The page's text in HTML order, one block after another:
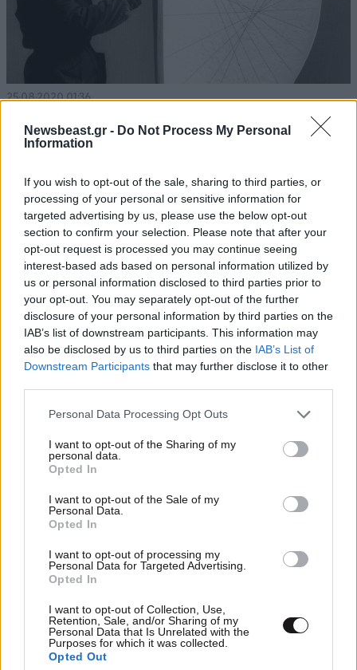
Newsbeast.gr - Do Not Process My Personal
Information
If you wish to opt-out of the sale, sharing to third parties, or
processing of your personal or sensitive information for
targeted advertising by us, please use the below opt-out
section to confirm your selection. Please note that after your
opt-out request is processed you may continue seeing
interest-based ads based on personal information utilized by
us or personal information disclosed to third parties prior to
your opt-out. You may separately opt-out of the further
disclosure of your personal information by third parties on the
IAB’s list of downstream participants. This information may
also be disclosed by us to third parties on the IAB’s List of
Downstream Participants that may further disclose it to other
Please note that this website/app uses one or more Google
not limited to your visit or usage behaviour. You may click to
grant or deny consent to Google and its third-party tags to
use your data for below specified purposes in below Google
consent section.
Personal Data Processing Opt Outs
I want to opt-out of the Sharing of my
personal data.
Opted In
I want to opt-out of the Sale of my
Personal Data.
Opted In
I want to opt-out of processing my
Personal Data for Targeted Advertising.
Opted In
I want to opt-out of Collection, Use,
Retention, Sale, and/or Sharing of my
Personal Data that Is Unrelated with the
Purposes for which it was collected.
Opted Out
25·08·2020 01:36
Στην Μπάρμπαρα Χέπγουορθ αφιερωμένο το σημερινό
doodle της Google
Κέρκυρα: Εγκατάλειψη και εικόνες ντροπής στο